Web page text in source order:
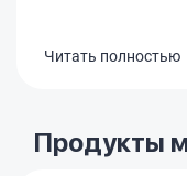
Читать полностью
Продукты